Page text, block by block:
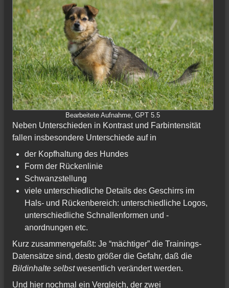
Bearbeitete Aufnahme, GPT 5.5
Neben Unterschieden in Kontrast und Farbintensität
fallen insbesondere Unterschiede auf in
der Kopfhaltung des Hundes
Form der Rückenlinie
Schwanzstellung
viele unterschiedliche Details des Geschirrs im
Hals- und Rückenbereich: unterschiedliche Logos,
unterschiedliche Schnallenformen und -
anordnungen etc.
Kurz zusammengefaßt: Je “mächtiger” die Trainings-
Datensätze sind, desto größer die Gefahr, daß die
Bildinhalte selbstwesentlich verändert werden.
Und hier nochmal ein Vergleich, der zwei